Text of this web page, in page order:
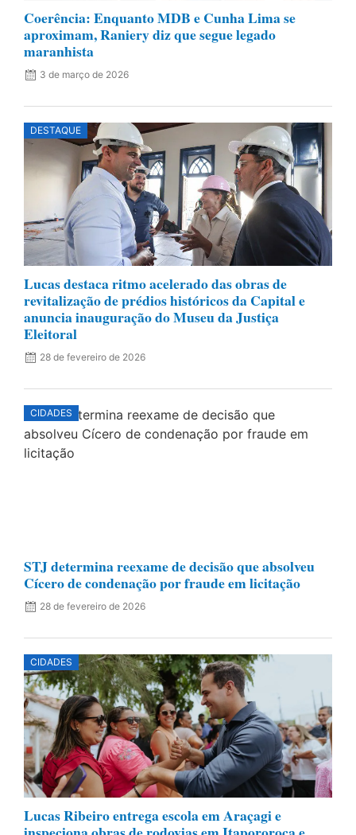
Coerência: Enquanto MDB e Cunha Lima se
aproximam, Raniery diz que segue legado
maranhista
3 de março de 2026
DESTAQUE
Lucas destaca ritmo acelerado das obras de
revitalização de prédios históricos da Capital e
anuncia inauguração do Museu da Justiça
Eleitoral
28 de fevereiro de 2026
CIDADES
STJ determina reexame de decisão que absolveu
Cícero de condenação por fraude em licitação
28 de fevereiro de 2026
CIDADES
Lucas Ribeiro entrega escola em Araçagi e